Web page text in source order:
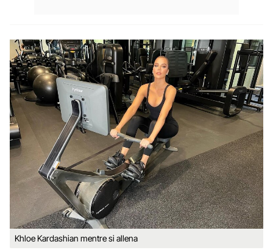
Khloe Kardashian mentre si allena